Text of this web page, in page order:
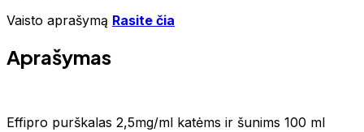
Vaisto aprašymą Rasite čia
Aprašymas
Effipro purškalas 2,5mg/ml katėms ir šunims 100 ml